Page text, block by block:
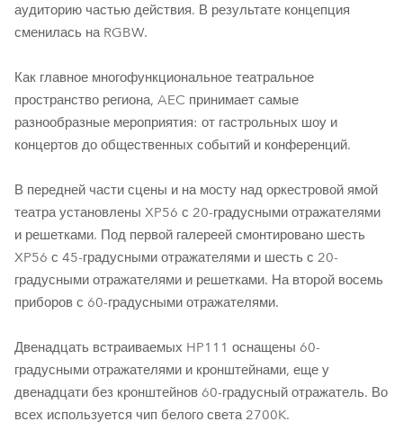
аудиторию частью действия. В результате концепция
сменилась на RGBW.
Как главное многофункциональное театральное
пространство региона, AEC принимает самые
разнообразные мероприятия: от гастрольных шоу и
концертов до общественных событий и конференций.
В передней части сцены и на мосту над оркестровой ямой
театра установлены XP56 с 20-градусными отражателями
и решетками. Под первой галереей смонтировано шесть
XP56 с 45-градусными отражателями и шесть с 20-
градусными отражателями и решетками. На второй восемь
приборов с 60-градусными отражателями.
Двенадцать встраиваемых HP111 оснащены 60-
градусными отражателями и кронштейнами, еще у
двенадцати без кронштейнов 60-градусный отражатель. Во
всех используется чип белого света 2700K.